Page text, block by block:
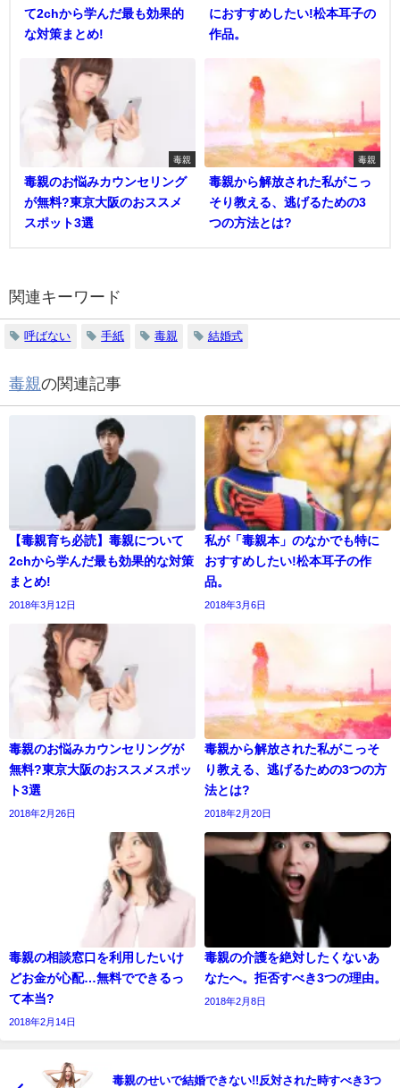
て2chから学んだ最も効果的
な対策まとめ!
におすすめしたい!松本耳子の
作品。
毒親
毒親のお悩みカウンセリング
が無料?東京大阪のおススメ
スポット3選
毒親
毒親から解放された私がこっ
そり教える、逃げるための3
つの方法とは?
関連キーワード
呼ばない 手紙 毒親 結婚式
毒親の関連記事
【毒親育ち必読】毒親について
2chから学んだ最も効果的な対策
まとめ!
2018年3月12日
私が「毒親本」のなかでも特に
おすすめしたい!松本耳子の作
品。
2018年3月6日
毒親のお悩みカウンセリングが
無料?東京大阪のおススメスポッ
ト3選
2018年2月26日
毒親から解放された私がこっそ
り教える、逃げるための3つの方
法とは?
2018年2月20日
毒親の相談窓口を利用したいけ
どお金が心配…無料でできるっ
て本当?
2018年2月14日
毒親の介護を絶対したくないあ
なたへ。拒否すべき3つの理由。
2018年2月8日
毒親のせいで結婚できない!!反対された時すべき3つ